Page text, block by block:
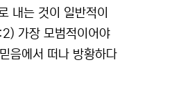
내는 것이 일반적이
가장 모범적이어야
음에서 떠나 방황하다